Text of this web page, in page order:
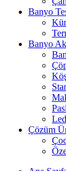
Banyo
Banyo
Çözüm